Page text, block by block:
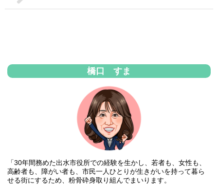
橋口 すま
「30年間務めた出水市役所での経験を生かし、若者も、女性も、
高齢者も、障がい者も、市民一人ひとりが生きがいを持って暮ら
せる街にするため、粉骨砕身取り組んでまいります。